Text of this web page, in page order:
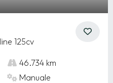
125cv
46.734 km
Manuale